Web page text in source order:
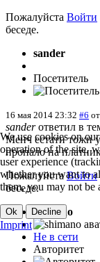
Пожалуйста Войти
беседе.
sander
Посетитель
16 мая 2014 23:32 #6 от
sanderответил в
Менч естати тожн
пропало на
ПожалуйстаВойти
беседе.
shimano
Не в сети
Авторитет
We use cookies on
operation of the site,
user experience
whether you want to
them, you may not be
Ok Decline
Imprint